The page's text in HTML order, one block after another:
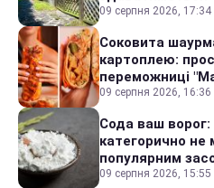
09 серпня 2026, 17:34
Соковита
картоплею:
переможниці
09 серпня 2026, 16:36
Сода ваш ворог:
категорично
популярним
09 серпня 2026, 15:55